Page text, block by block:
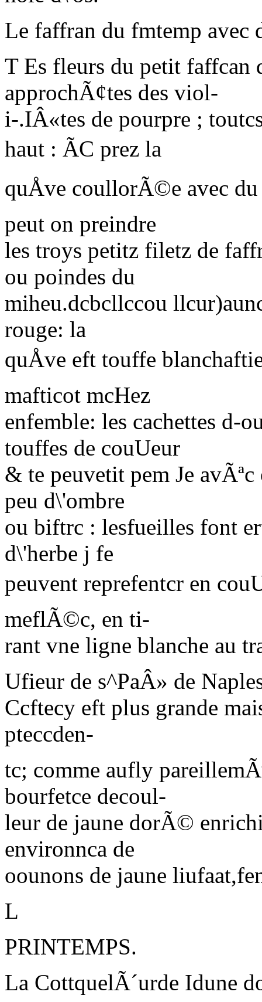
Le faffran du fmtemp avec
T Es fleurs du petit faffcan
approchÃ¢tes des viol-
i-.IÂ«tes de pourpre ;
haut : ÃC prez la
quÅve coullorÃ©e avec
peut on preindre
les troys petitz filetz de
ou poindes du
miheu.dcbcllccou
rouge: la
quÅve eft touffe
mafticot mcHez
enfemble: les cachettes d-
touffes de couUeur
& te peuvetit pem Je
peu d\'ombre
ou biftrc : lesfueilles font
d\'herbe j fe
peuvent reprefentcr en
meflÃ©c, en ti-
rant vne ligne blanche au
Ufieur de s^PaÂ» de
Ccftecy eft plus grande
pteccden-
tc; comme aufly
bourfetce decoul-
leur de jaune dorÃ©
environnca de
oounons de jaune
L
PRINTEMPS.
La CottquelÃ´urde Idune